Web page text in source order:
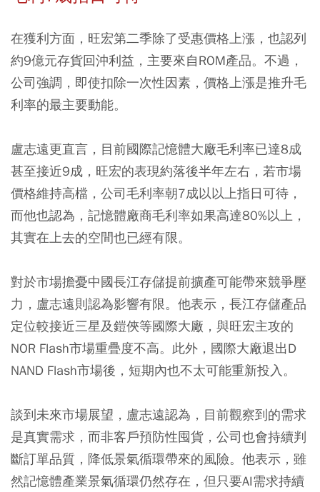
在獲利方面，旺宏第二季除了受惠價格上漲，也認列
約9億元存貨回沖利益，主要來自ROM產品。不過，
公司強調，即使扣除一次性因素，價格上漲是推升毛
利率的最主要動能。
盧志遠更直言，目前國際記憶體大廠毛利率已達8成
甚至接近9成，旺宏的表現約落後半年左右，若市場
價格維持高檔，公司毛利率朝7成以以上指日可待，
而他也認為，記憶體廠商毛利率如果高達80%以上，
其實在上去的空間也已經有限。
對於市場擔憂中國長江存儲提前擴產可能帶來競爭壓
力，盧志遠則認為影響有限。他表示，長江存儲產品
定位較接近三星及鎧俠等國際大廠，與旺宏主攻的
NOR Flash市場重疊度不高。此外，國際大廠退出D
NAND Flash市場後，短期內也不太可能重新投入。
談到未來市場展望，盧志遠認為，目前觀察到的需求
是真實需求，而非客戶預防性囤貨，公司也會持續判
斷訂單品質，降低景氣循環帶來的風險。他表示，雖
然記憶體產業景氣循環仍然存在，但只要AI需求持續